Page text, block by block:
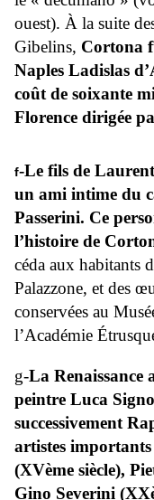
ouest). À la suite
Gibelins, Cortona
Naples Ladislas
coût de soixante
Florence dirigée
f-Le fils de
un ami intime du
Passerini. Ce
l’histoire de
céda aux habitants
Palazzone, et des
conservées au
l’Académie
g-La Renaissance
peintre Luca
successivement
artistes
(XVème siècle),
Gino Severini